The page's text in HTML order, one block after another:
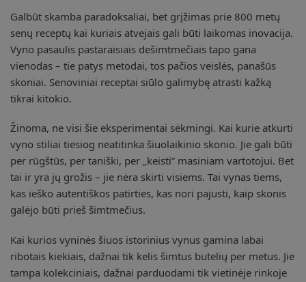
Galbūt skamba paradoksaliai, bet grįžimas prie 800 metų
senų receptų kai kuriais atvejais gali būti laikomas inovacija.
Vyno pasaulis pastaraisiais dešimtmečiais tapo gana
vienodas – tie patys metodai, tos pačios veislės, panašūs
skoniai. Senoviniai receptai siūlo galimybę atrasti kažką
tikrai kitokio.
Žinoma, ne visi šie eksperimentai sėkmingi. Kai kurie atkurti
vyno stiliai tiesiog neatitinka šiuolaikinio skonio. Jie gali būti
per rūgštūs, per taniški, per „keisti” masiniam vartotojui. Bet
tai ir yra jų grožis – jie nėra skirti visiems. Tai vynas tiems,
kas ieško autentiškos patirties, kas nori pajusti, kaip skonis
galėjo būti prieš šimtmečius.
Kai kurios vyninės šiuos istorinius vynus gamina labai
ribotais kiekiais, dažnai tik kelis šimtus butelių per metus. Jie
tampa kolekciniais, dažnai parduodami tik vietinėje rinkoje